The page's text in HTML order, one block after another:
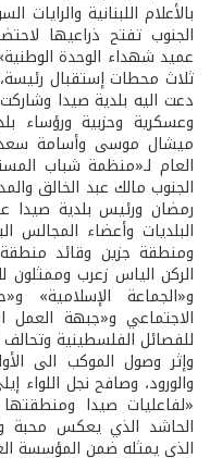
بالأعلام اللبنانية
الجنوب تفتح ذراعيها
عميد شهداء الوحدة
ثلاث محطات إستقبال
دعت اليه بلدية صيدا
وعسكرية وحزبية ورؤساء
ميشال موسى وأسامة سعد
العام لـ«منظمة شباب
الجنوب مالك عبد الخالق
رمضان ورئيس بلدية صيدا
البلديات وأعضاء المجالس
ومنطقة جزين وقائد
الركن الياس زعرب وممثلون
و«الجماعة الإسلامية»
الاجتماعي و«جبهة العمل
للفصائل الفلسطينية
وإثر وصول الموكب الى
والورود، وصافح نجل اللواء
«لفاعليات صيدا
الحاشد الذي يعكس محبة
الذي يمثله ضمن المؤسسة